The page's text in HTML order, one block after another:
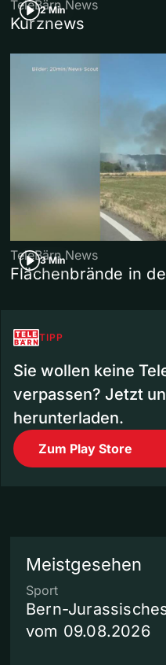
2 Min
TeleBärn News
Kurznews
3 Min
TeleBärn News
Flächenbrände in
TIPP
Sie wollen keine
verpassen? Jetzt
herunterladen.
Zum Play Store
Meistgesehen
Sport
Bern-
vom 09.08.2026